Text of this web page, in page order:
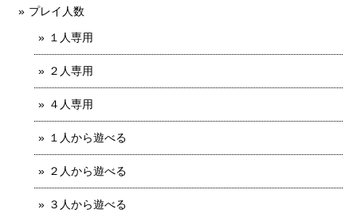
プレイ人数
１人専用
２人専用
４人専用
１人から遊べる
２人から遊べる
３人から遊べる